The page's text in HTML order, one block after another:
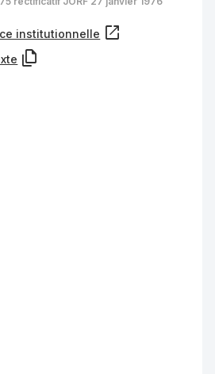
institutionnelle